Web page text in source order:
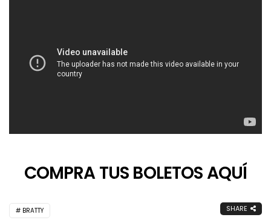
COMPRA TUS BOLETOS AQUÍ
BRATTY SHARE